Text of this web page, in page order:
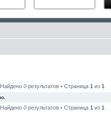
Найдено 0 результатов • Страница 1 из 1
Найдено 0 результатов • Страница 1 из 1